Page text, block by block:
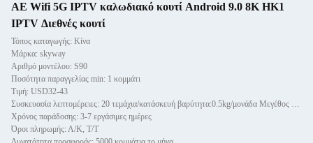
ΑΕ Wifi 5G IPTV καλωδιακό κουτί Android 9.0 8K HK1
IPTV Διεθνές κουτί
Τόπος καταγωγής: Κίνα
Μάρκα: skyway
Αριθμό μοντέλου: S90
Ποσότητα παραγγελίας min: 1 κομμάτι
Τιμή: USD32-43
Συσκευασία λεπτομέρειες: 20 τεμάχια/κατάσκευή βαρύτητα:0.5kg/μονάδα Μεγέθος κουτί: 41*30*28CM
Χρόνος παράδοσης: 3-7 εργάσιμες ημέρες
Όροι πληρωμής: Λ/Κ, Τ/Τ